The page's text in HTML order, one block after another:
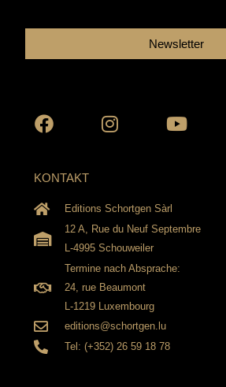
Newsletter
KONTAKT
Editions Schortgen Sàrl
12 A, Rue du Neuf Septembre
L-4995 Schouweiler
Termine nach Absprache:
24, rue Beaumont
L-1219 Luxembourg
editions@schortgen.lu
Tel: (+352) 26 59 18 78